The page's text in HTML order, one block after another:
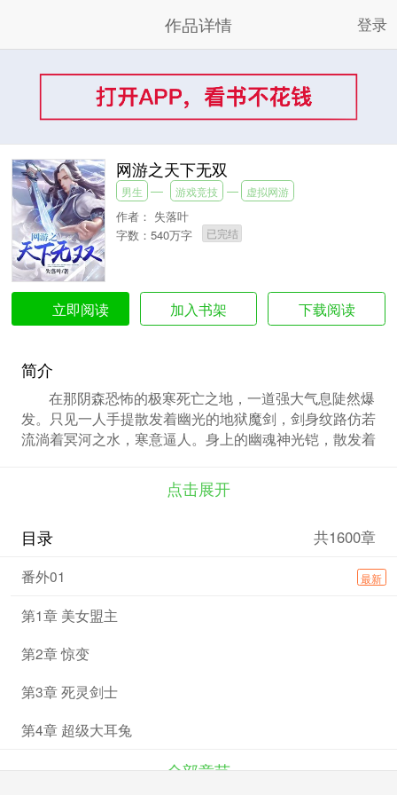
作品详情 登录
网游之天下无双
男生 游戏竞技 虚拟网游
作者： 失落叶
字数：540万字
已完结
立即阅读 加入书架 下载阅读
简介
在那阴森恐怖的极寒死亡之地，一道强大气息陡然爆
发。只见一人手提散发着幽光的地狱魔剑，剑身纹路仿若
流淌着冥河之水，寒意逼人。身上的幽魂神光铠，散发着
凛凛，所到之处灵魂皆颤。脚踏浮云踏浪靴，行动间仿若
踏破虚空。他左搂冷艳的死亡女神，右抱圣洁的美丽天
一代修罗王。那些实力尚浅的菜鸟们，在他的赫赫威势之
点击展开
目录 共1600章
番外01 最新
第1章 美女盟主
第2章 惊变
第3章 死灵剑士
第4章 超级大耳兔
全部章节